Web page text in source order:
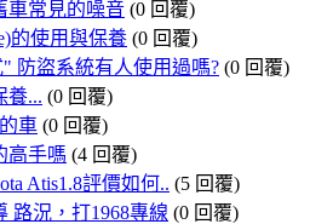
車常見的噪音 (0 回覆)
的使用與保養 (0 回覆)
" 防盜系統有人使用過嗎? (0 回覆)
養... (0 回覆)
車 (0 回覆)
高手嗎 (4 回覆)
Atis1.8評價如何.. (5 回覆)
路況，打1968專線 (0 回覆)